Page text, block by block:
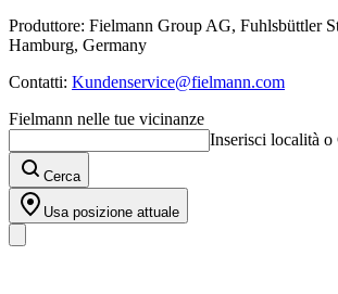
Produttore: Fielmann Group AG, Fuhlsbüttler
Hamburg, Germany
Contatti: Kundenservice@fielmann.com
Fielmann nelle tue vicinanze
Inserisci località
Cerca
Usa posizione attuale